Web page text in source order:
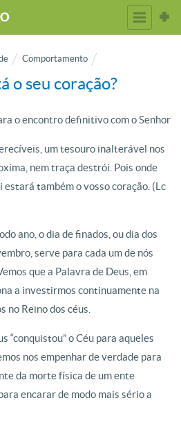
Comportamento
o seu coração?
o encontro definitivo com o Senhor
um tesouro inalterável nos
nem traça destrói. Pois onde
também o vosso coração. (Lc
ano, o dia de finados, ou dia dos
serve para cada um de nós
que a Palavra de Deus, em
a investirmos continuamente na
no Reino dos céus.
“conquistou” o Céu para aqueles
nos empenhar de verdade para
da morte física de um ente
encarar de modo mais sério a